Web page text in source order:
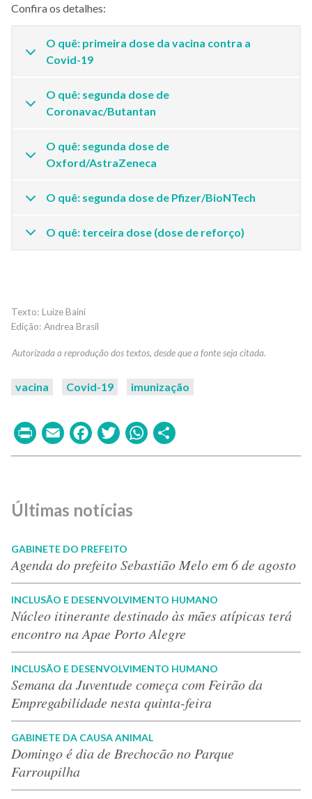
Confira os detalhes:
O quê: primeira dose da vacina contra a
Covid-19
O quê: segunda dose de
Coronavac/Butantan
O quê: segunda dose de
Oxford/AstraZeneca
O quê: segunda dose de Pfizer/BioNTech
O quê: terceira dose (dose de reforço)
Luize Baini
Andrea Brasil
vacina Covid-19 imunização
PrintEmailFacebook
TwitterWhatsApp
Últimas notícias
GABINETE DO PREFEITO
Agenda do prefeito Sebastião Melo em 6 de agosto
INCLUSÃO E DESENVOLVIMENTO HUMANO
Núcleo itinerante destinado às mães atípicas terá
encontro na Apae Porto Alegre
INCLUSÃO E DESENVOLVIMENTO HUMANO
Semana da Juventude começa com Feirão da
Empregabilidade nesta quinta-feira
GABINETE DA CAUSA ANIMAL
Domingo é dia de Brechocão no Parque
Farroupilha